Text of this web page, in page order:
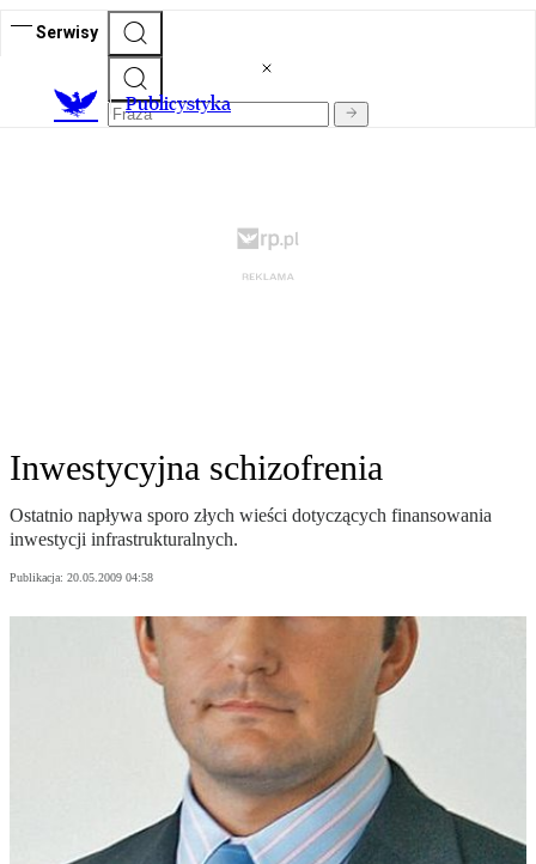
Serwisy
Publicystyka
Inwestycyjna schizofrenia
Ostatnio napływa sporo złych wieści dotyczących finansowania
inwestycji infrastrukturalnych.
Publikacja: 20.05.2009 04:58